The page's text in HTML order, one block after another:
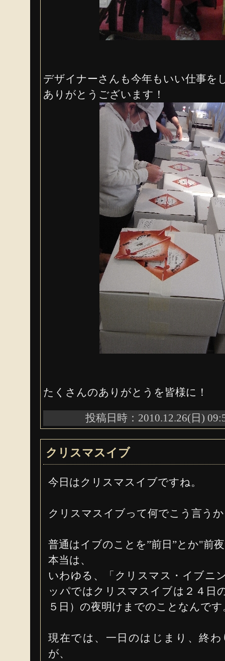
デザイナーさんも今年もいい仕事を
ありがとうございます！
たくさんのありがとうを皆様に！
投稿日時：2010.12.26(日)
クリスマスイブ
今日はクリスマスイブですね。
クリスマスイブって何でこう言う
普通はイブのことを”前日”とか"前
本当は、
いわゆる、「クリスマス・イブニ
ッパではクリスマスイブは２４日
５日）の夜明けまでのことなんです
現在では、一日のはじまり、終
が、